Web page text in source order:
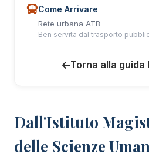
Dall'Istituto
delle Scienze
Come Arrivare
Rete urbana ATB
Ben servita dal trasporto
Torna alla guida